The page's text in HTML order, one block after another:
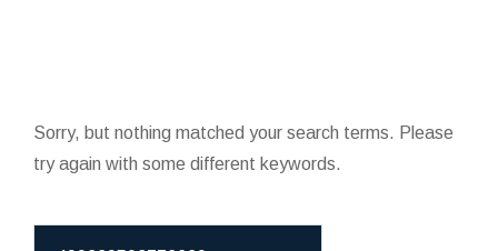
Sorry, but nothing matched your search terms. Please
try again with some different keywords.